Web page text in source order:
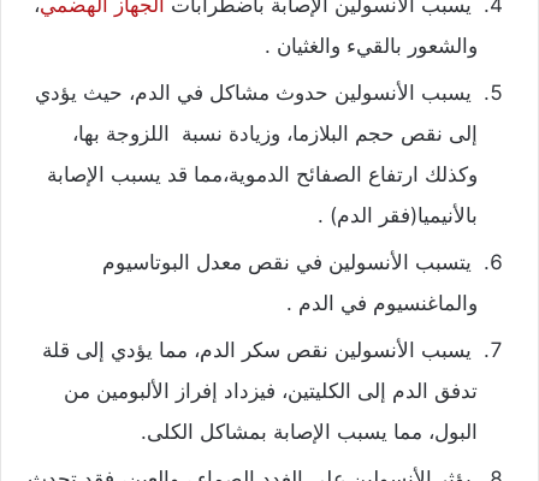
والشعور بالقيء والغثيان .
يسبب الأنسولين حدوث مشاكل في الدم، حيث يؤدي
إلى نقص حجم البلازما، وزيادة نسبة اللزوجة بها،
وكذلك ارتفاع الصفائح الدموية،مما قد يسبب الإصابة
بالأنيميا(فقر الدم) .
يتسبب الأنسولين في نقص معدل البوتاسيوم
والماغنسيوم في الدم .
يسبب الأنسولين نقص سكر الدم، مما يؤدي إلى قلة
تدفق الدم إلى الكليتين، فيزداد إفراز الألبومين من
البول، مما يسبب الإصابة بمشاكل الكلى.